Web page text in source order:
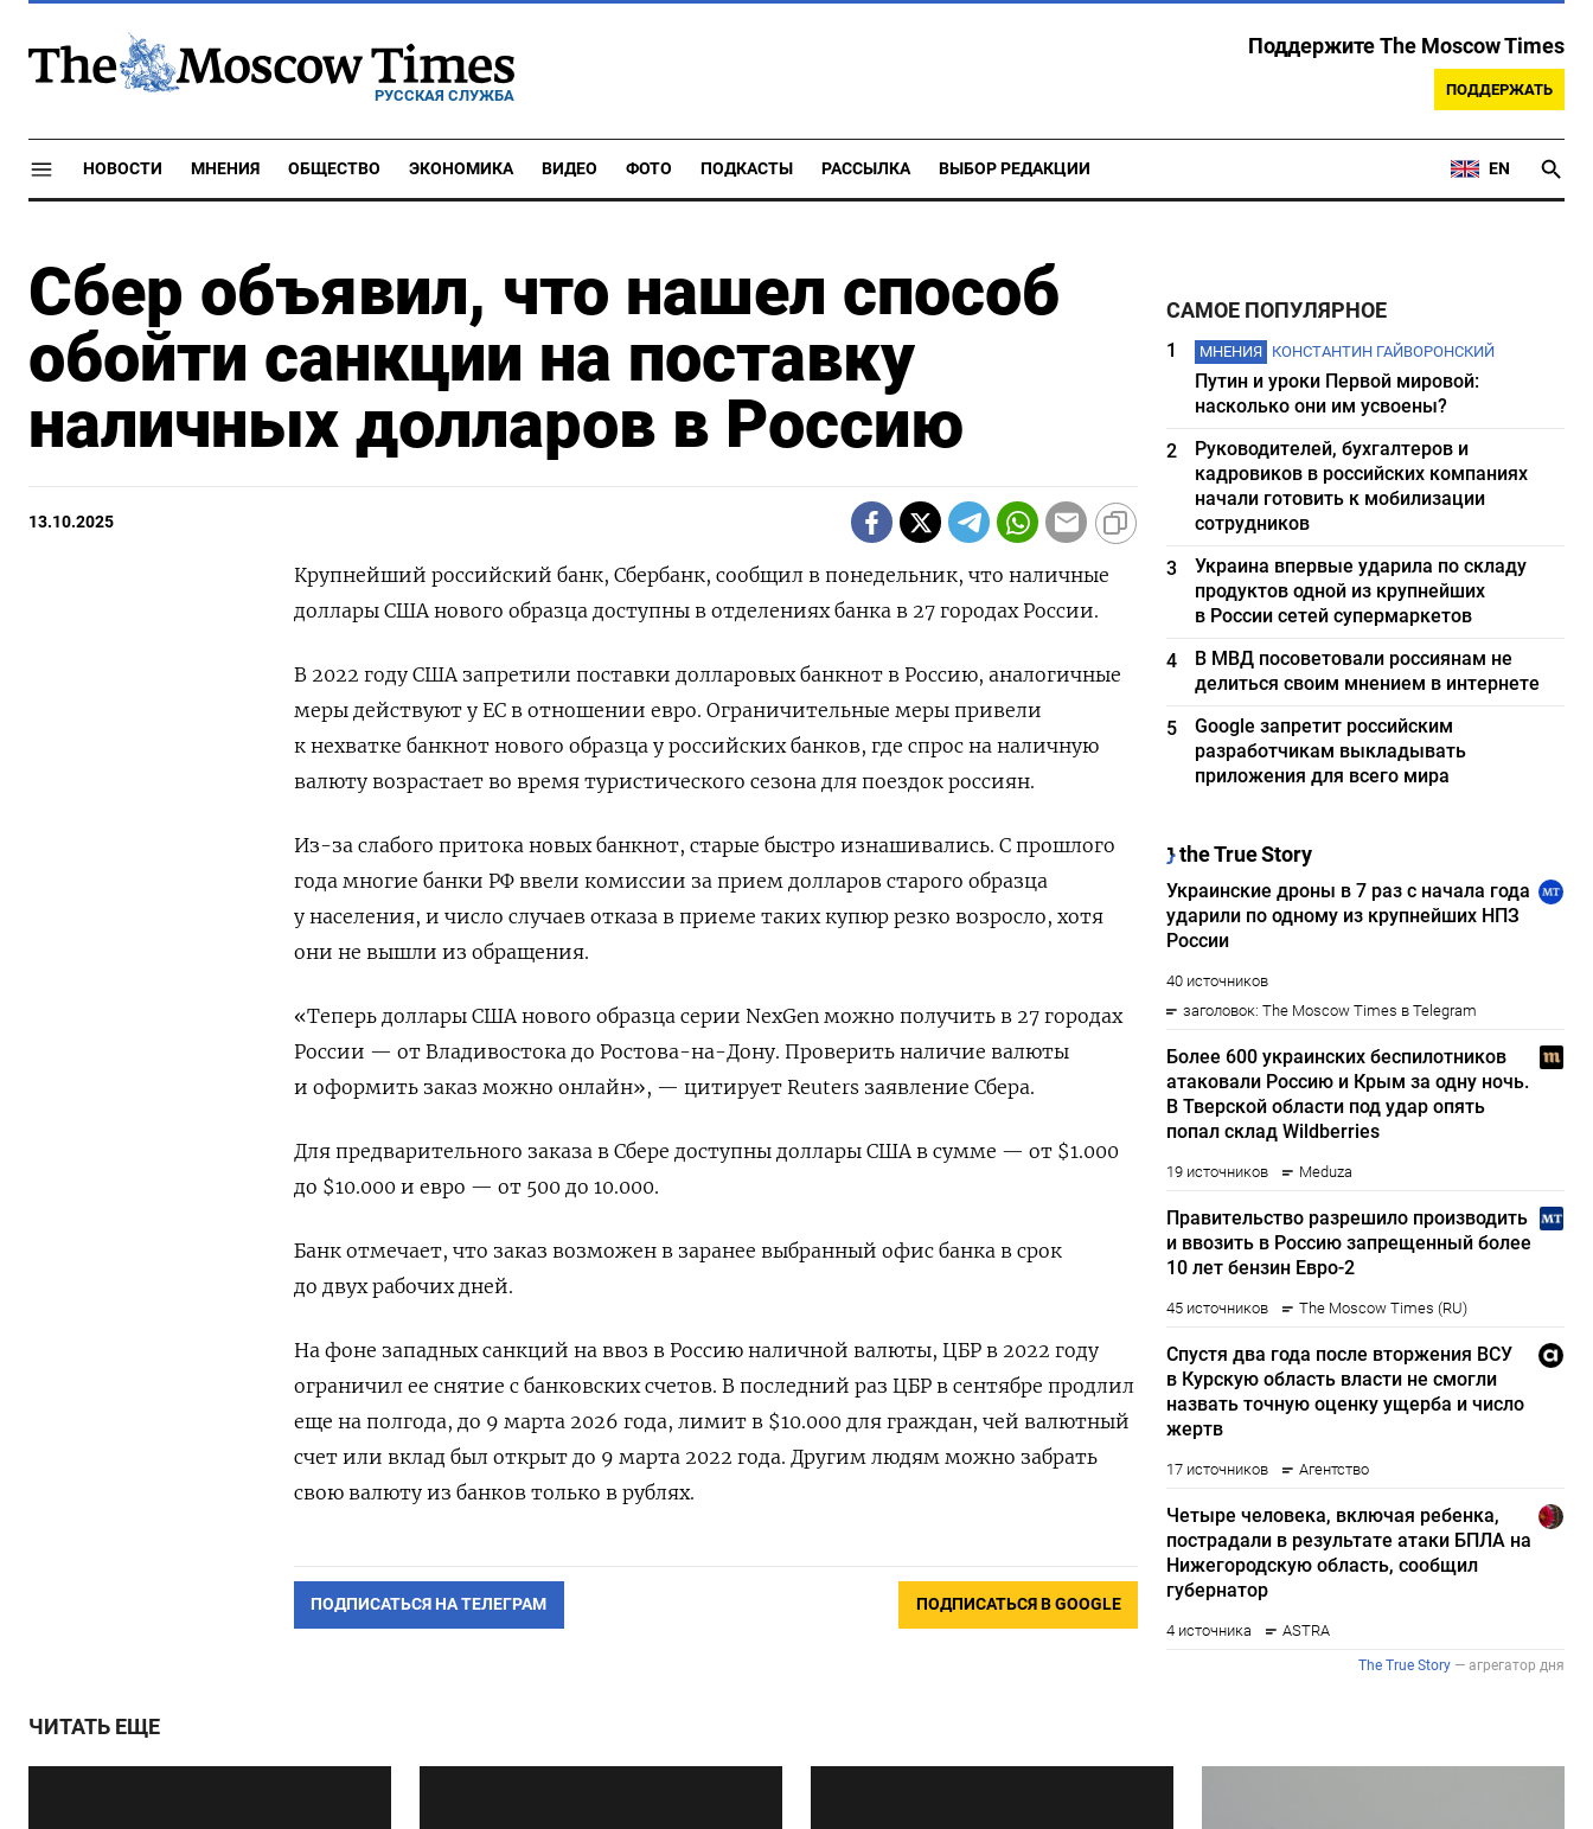
РУССКАЯ СЛУЖБА
Поддержите The Moscow Times
ПОДДЕРЖАТЬ
НОВОСТИ МНЕНИЯ ОБЩЕСТВО ЭКОНОМИКА ВИДЕО ФОТО ПОДКАСТЫ РАССЫЛКА ВЫБОР РЕДАКЦИИ EN
Сбер объявил, что нашел способ
обойти санкции на поставку
наличных долларов в Россию
13.10.2025
Крупнейший российский банк, Сбербанк, сообщил в понедельник, что наличные
доллары США нового образца доступны в отделениях банка в 27 городах России.
В 2022 году США запретили поставки долларовых банкнот в Россию, аналогичные
меры действуют у ЕС в отношении евро. Ограничительные меры привели
к нехватке банкнот нового образца у российских банков, где спрос на наличную
валюту возрастает во время туристического сезона для поездок россиян.
Из-за слабого притока новых банкнот, старые быстро изнашивались. С прошлого
года многие банки РФ ввели комиссии за прием долларов старого образца
у населения, и число случаев отказа в приеме таких купюр резко возросло, хотя
они не вышли из обращения.
«Теперь доллары США нового образца серии NexGen можно получить в 27 городах
России — от Владивостока до Ростова-на-Дону. Проверить наличие валюты
и оформить заказ можно онлайн», — цитирует Reuters заявление Сбера.
Для предварительного заказа в Сбере доступны доллары США в сумме — от $1.000
до $10.000 и евро — от 500 до 10.000.
Банк отмечает, что заказ возможен в заранее выбранный офис банка в срок
до двух рабочих дней.
На фоне западных санкций на ввоз в Россию наличной валюты, ЦБР в 2022 году
ограничил ее снятие с банковских счетов. В последний раз ЦБР в сентябре продлил
еще на полгода, до 9 марта 2026 года, лимит в $10.000 для граждан, чей валютный
счет или вклад был открыт до 9 марта 2022 года. Другим людям можно забрать
свою валюту из банков только в рублях.
ПОДПИСАТЬСЯ НА ТЕЛЕГРАМ ПОДПИСАТЬСЯ В GOOGLE
САМОЕ ПОПУЛЯРНОЕ
1 МНЕНИЯ КОНСТАНТИН ГАЙВОРОНСКИЙ
Путин и уроки Первой мировой:
насколько они им усвоены?
2
Руководителей, бухгалтеров и
кадровиков в российских компаниях
начали готовить к мобилизации
сотрудников
3
Украина впервые ударила по складу
продуктов одной из крупнейших
в России сетей супермаркетов
4
В МВД посоветовали россиянам не
делиться своим мнением в интернете
5
Google запретит российским
разработчикам выкладывать
приложения для всего мира
ЧИТАТЬ ЕЩЕ